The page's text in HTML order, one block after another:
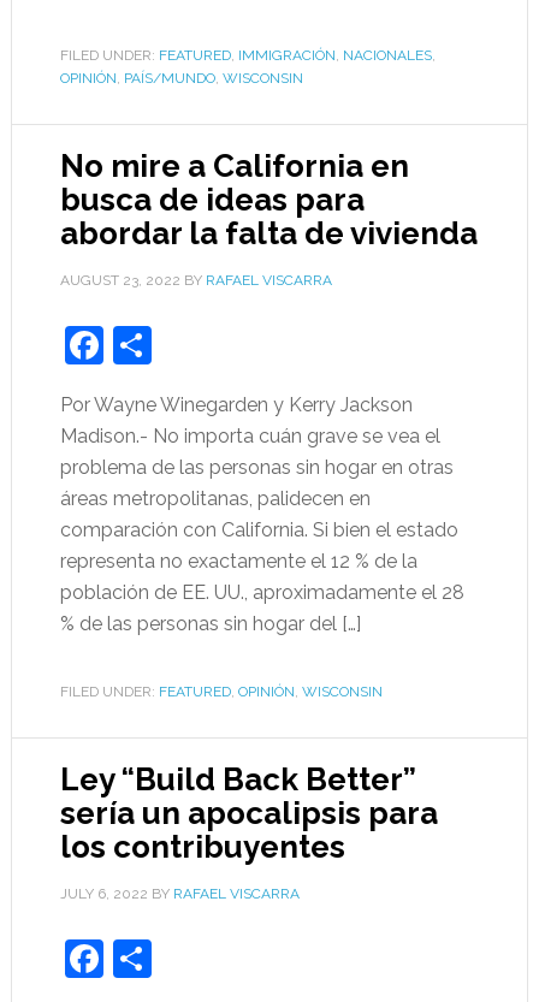
FILED UNDER: FEATURED, IMMIGRACIÓN, NACIONALES,
OPINIÓN, PAÍS/MUNDO, WISCONSIN
No mire a California en
busca de ideas para
abordar la falta de vivienda
AUGUST 23, 2022 BY RAFAEL VISCARRA
Facebook
Share
Por Wayne Winegarden y Kerry Jackson
Madison.- No importa cuán grave se vea el
problema de las personas sin hogar en otras
áreas metropolitanas, palidecen en
comparación con California. Si bien el estado
representa no exactamente el 12 % de la
población de EE. UU., aproximadamente el 28
% de las personas sin hogar del […]
FILED UNDER: FEATURED, OPINIÓN, WISCONSIN
Ley “Build Back Better”
sería un apocalipsis para
los contribuyentes
JULY 6, 2022 BY RAFAEL VISCARRA
Facebook
Share